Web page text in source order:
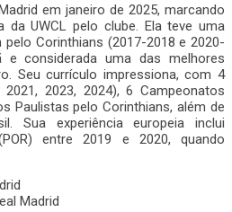
em janeiro de 2025, marcando
UWCL pelo clube. Ela teve uma
Corinthians (2017-2018 e 2020-
e considerada uma das melhores
Seu currículo impressiona, com 4
2023, 2024), 6 Campeonatos
Paulistas pelo Corinthians, além de
Sua experiência europeia inclui
entre 2019 e 2020, quando
Madrid